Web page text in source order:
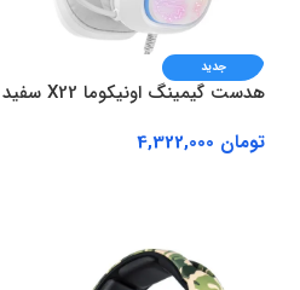
جدید
هدست گیمینگ اونیکوما X22 سفید
تومان